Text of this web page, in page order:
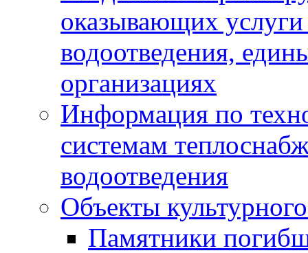
оказывающих
водоотведения,
организациях
Информация по
системам
водоотведения
Объекты
Памятники